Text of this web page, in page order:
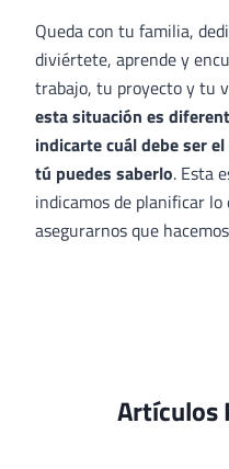
Queda con tu familia,
diviértete, aprende y
trabajo, tu proyecto y tu
esta situación es
indicarte cuál debe ser
tú puedes saberlo. Esta
indicamos de planificar
asegurarnos que
Artículos